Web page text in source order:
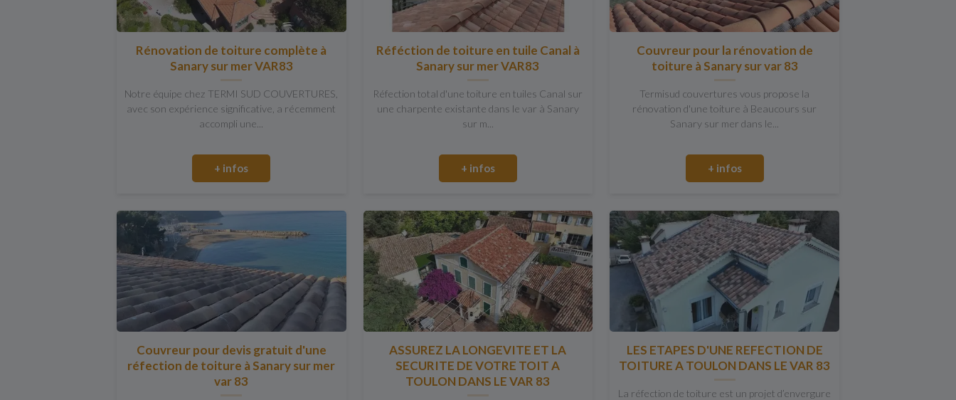
Rénovation de toiture complète à
Sanary sur mer VAR83
Notre équipe chez TERMI SUD COUVERTURES,
avec son expérience significative, a récemment
accompli une...
+ infos
Réféction de toiture en tuile Canal à
Sanary sur mer VAR83
Réfection total d'une toiture en tuiles Canal sur
une charpente existante dans le var à Sanary
sur m...
+ infos
Couvreur pour la rénovation de
toiture à Sanary sur var 83
Termisud couvertures vous propose la
rénovation d'une toiture à Beaucours sur
Sanary sur mer dans le...
+ infos
Couvreur pour devis gratuit d'une
réfection de toiture à Sanary sur mer
var 83
ASSUREZ LA LONGEVITE ET LA
SECURITE DE VOTRE TOIT A
TOULON DANS LE VAR 83
LES ETAPES D'UNE REFECTION DE
TOITURE A TOULON DANS LE VAR 83
La réfection de toiture est un projet d’envergure